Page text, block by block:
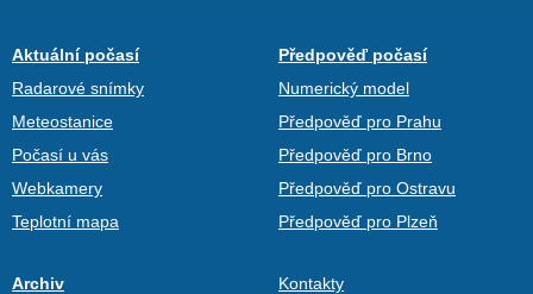
Aktuální počasí
Radarové snímky
Meteostanice
Počasí u vás
Webkamery
Teplotní mapa
Předpověď počasí
Numerický model
Předpověď pro Prahu
Předpověď pro Brno
Předpověď pro Ostravu
Předpověď pro Plzeň
Archiv Kontakty